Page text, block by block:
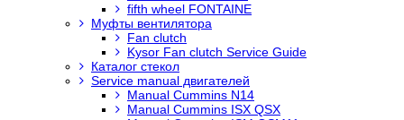
fifth wheel FONTAINE
Муфты вентилятора
Fan clutch
Kysor Fan clutch Service Guide
Каталог стекол
Service manual двигателей
Manual Cummins N14
Manual Cummins ISX QSX